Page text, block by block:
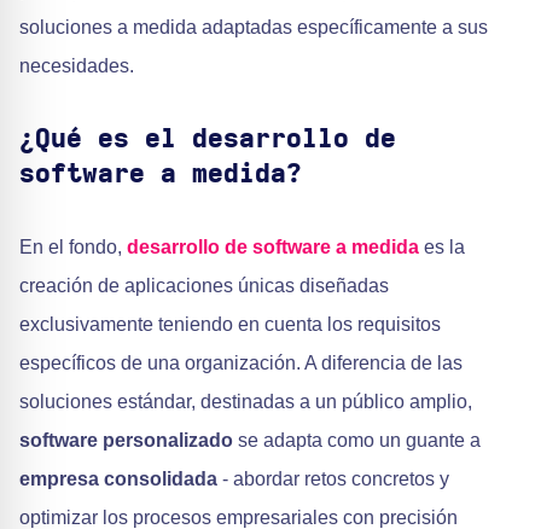
soluciones a medida adaptadas específicamente a sus
necesidades.
¿Qué es el desarrollo de
software a medida?
En el fondo, desarrollo de software a medida es la
creación de aplicaciones únicas diseñadas
exclusivamente teniendo en cuenta los requisitos
específicos de una organización. A diferencia de las
soluciones estándar, destinadas a un público amplio,
software personalizado se adapta como un guante a
empresa consolidada - abordar retos concretos y
optimizar los procesos empresariales con precisión